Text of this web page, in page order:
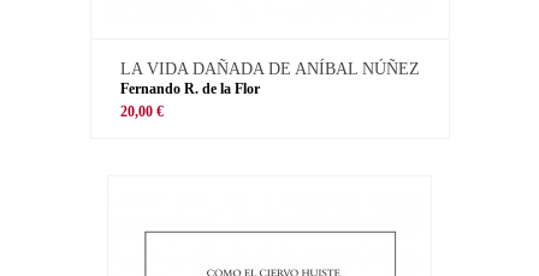
LA VIDA DAÑADA DE ANÍBAL NÚÑEZ
Fernando R. de la Flor
20,00 €